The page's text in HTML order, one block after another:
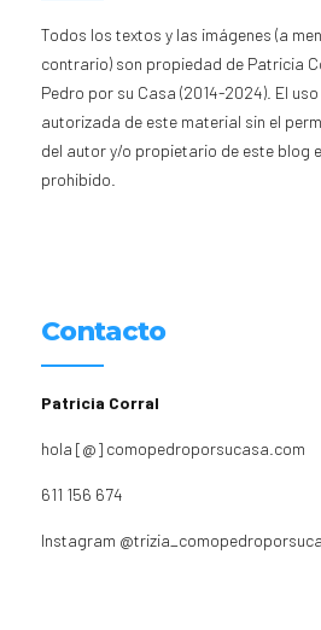
Todos los textos y las imágenes (a
contrario) son propiedad de Patricia
Pedro por su Casa (2014-2024). El
autorizada de este material sin el
del autor y/o propietario de este blog
prohibido.
Contacto
Patricia Corral
hola [@] comopedroporsucasa.com
611 156 674
Instagram